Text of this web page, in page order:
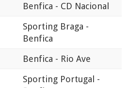
Benfica - CD Nacional
Sporting Braga -
Benfica
Benfica - Rio Ave
Sporting Portugal -